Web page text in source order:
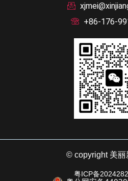
+86-176-
© copyright 美丽
粤ICP备